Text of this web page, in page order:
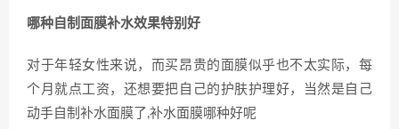
哪种自制面膜补水效果特别好
对于年轻女性来说，而买昂贵的面膜似乎也不太实际，每
个月就点工资，还想要把自己的护肤护理好，当然是自己
动手自制补水面膜了,补水面膜哪种好呢